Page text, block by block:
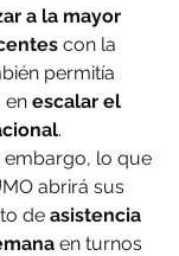
a la mayor
con la
permitía
en escalar el
.
embargo, lo que
abrirá sus
de asistencia
en turnos